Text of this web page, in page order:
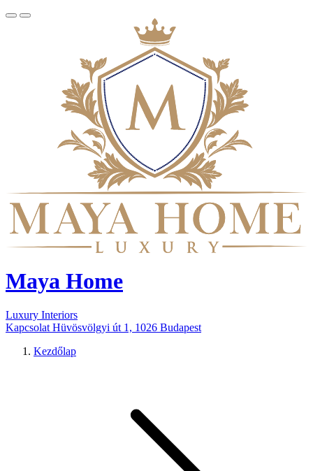
Maya Home
Luxury Interiors
Kapcsolat Hüvösvölgyi út 1, 1026 Budapest
Kezdőlap